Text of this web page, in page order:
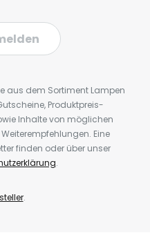
aus dem Sortiment Lampen
Produktpreis-
Inhalte von möglichen
Eine
finden oder über unser
.
.